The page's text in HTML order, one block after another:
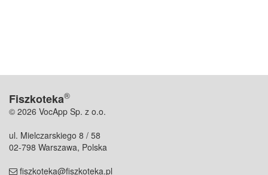
Fiszkoteka®
© 2026 VocApp Sp. z o.o.
ul. Mielczarskiego 8 / 58
02-798 Warszawa, Polska
fiszkoteka@fiszkoteka.pl